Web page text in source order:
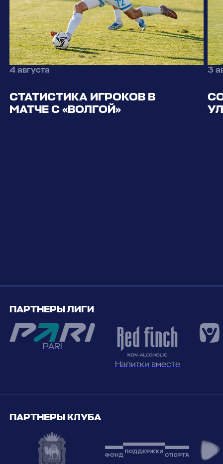
4 августа
СТАТИСТИКА ИГРОКОВ В
МАТЧЕ С «ВОЛГОЙ»
3
ПАРТНЕРЫ ЛИГИ
PARI
Напитки вместе
ПАРТНЕРЫ КЛУБА